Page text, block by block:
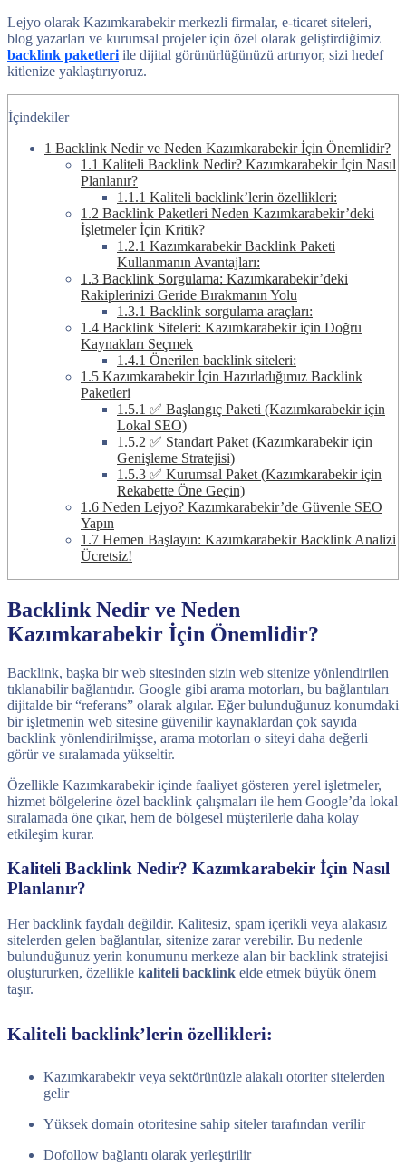
Lejyo olarak Kazımkarabekir merkezli firmalar, e-ticaret siteleri,
blog yazarları ve kurumsal projeler için özel olarak geliştirdiğimiz
backlink paketleri ile dijital görünürlüğünüzü artırıyor, sizi hedef
kitlenize yaklaştırıyoruz.
İçindekiler
1 Backlink Nedir ve Neden Kazımkarabekir İçin Önemlidir?
1.1 Kaliteli Backlink Nedir? Kazımkarabekir İçin Nasıl
Planlanır?
1.1.1 Kaliteli backlink’lerin özellikleri:
1.2 Backlink Paketleri Neden Kazımkarabekir’deki
İşletmeler İçin Kritik?
1.2.1 Kazımkarabekir Backlink Paketi
Kullanmanın Avantajları:
1.3 Backlink Sorgulama: Kazımkarabekir’deki
Rakiplerinizi Geride Bırakmanın Yolu
1.3.1 Backlink sorgulama araçları:
1.4 Backlink Siteleri: Kazımkarabekir için Doğru
Kaynakları Seçmek
1.4.1 Önerilen backlink siteleri:
1.5 Kazımkarabekir İçin Hazırladığımız Backlink
Paketleri
1.5.1 ✅ Başlangıç Paketi (Kazımkarabekir için
Lokal SEO)
1.5.2 ✅ Standart Paket (Kazımkarabekir için
Genişleme Stratejisi)
1.5.3 ✅ Kurumsal Paket (Kazımkarabekir için
Rekabette Öne Geçin)
1.6 Neden Lejyo? Kazımkarabekir’de Güvenle SEO
Yapın
1.7 Hemen Başlayın: Kazımkarabekir Backlink Analizi
Ücretsiz!
Backlink Nedir ve Neden
Kazımkarabekir İçin Önemlidir?
Backlink, başka bir web sitesinden sizin web sitenize yönlendirilen
tıklanabilir bağlantıdır. Google gibi arama motorları, bu bağlantıları
dijitalde bir “referans” olarak algılar. Eğer bulunduğunuz konumdaki
bir işletmenin web sitesine güvenilir kaynaklardan çok sayıda
backlink yönlendirilmişse, arama motorları o siteyi daha değerli
görür ve sıralamada yükseltir.
Özellikle Kazımkarabekir içinde faaliyet gösteren yerel işletmeler,
hizmet bölgelerine özel backlink çalışmaları ile hem Google’da lokal
sıralamada öne çıkar, hem de bölgesel müşterilerle daha kolay
etkileşim kurar.
Kaliteli Backlink Nedir? Kazımkarabekir İçin Nasıl
Planlanır?
Her backlink faydalı değildir. Kalitesiz, spam içerikli veya alakasız
sitelerden gelen bağlantılar, sitenize zarar verebilir. Bu nedenle
bulunduğunuz yerin konumunu merkeze alan bir backlink stratejisi
oluştururken, özellikle kaliteli backlink elde etmek büyük önem
taşır.
Kaliteli backlink’lerin özellikleri:
Kazımkarabekir veya sektörünüzle alakalı otoriter sitelerden
gelir
Yüksek domain otoritesine sahip siteler tarafından verilir
Dofollow bağlantı olarak yerleştirilir